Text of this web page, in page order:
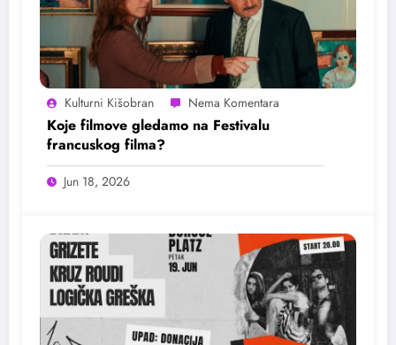
Kulturni Kišobran
Koje filmove gledamo na Festivalu
francuskog filma?
Jun 18, 2026